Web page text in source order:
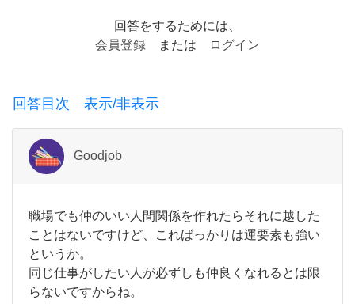
務
を
し
る
と
ど
う
回答をするためには、
会員登録
または ログイン
回答目次 表示/非表示
Goodjob
職
場
で
も
仲
の
職場でも仲のいい人間関係を作れたらそれに越した
ことはないですけど、こればっかりは運要素も強い
というか。
同じ仕事がしたい人が必ずしも仲良くなれるとは限
らないですからね。